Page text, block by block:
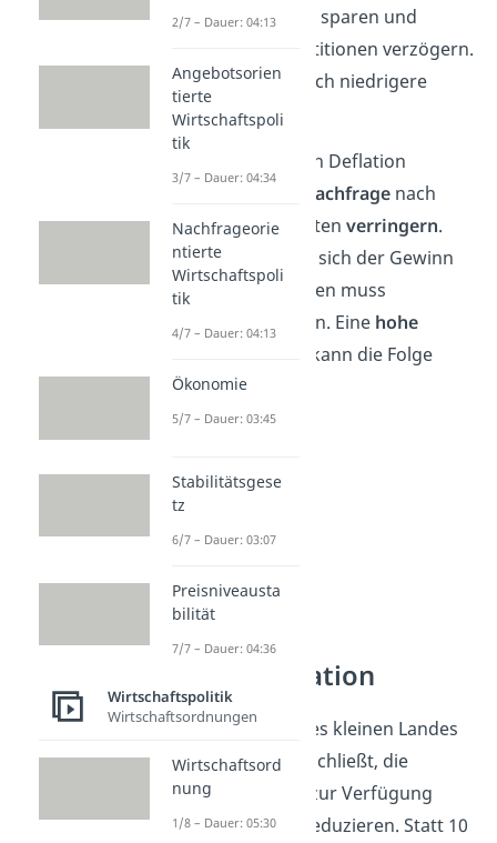
Konsumenten lieber sparen und
Unternehmen Investitionen verzögern.
Beide warten auf noch niedrigere
Preise.
Auf diese Weise kann Deflation
Nachfrage nach
bestimmten Produktenverringern.
Dadurch verkleinert sich der Gewinn
und das Unternehmen muss
Mitarbeiter entlassen. Eine hohe
kann die Folge
sein.
Beispiel Deflation
Die Zentralbank eines kleinen Landes
in Mittelamerika beschließt, die
Geldmenge, die sie zur Verfügung
stellen möchte, zu reduzieren. Statt 10
2/7 – Dauer: 04:13
Angebotsorien
tierte
Wirtschaftspoli
tik
3/7 – Dauer: 04:34
Nachfrageorie
ntierte
Wirtschaftspoli
tik
4/7 – Dauer: 04:13
Ökonomie
5/7 – Dauer: 03:45
Stabilitätsgese
tz
6/7 – Dauer: 03:07
Preisniveausta
bilität
7/7 – Dauer: 04:36
Wirtschaftspolitik
Wirtschaftsordnungen
Wirtschaftsord
nung
1/8 – Dauer: 05:30